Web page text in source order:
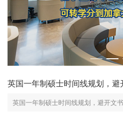
英国一年制硕士时间线规划，避
英国一年制硕士时间线规划，避开文